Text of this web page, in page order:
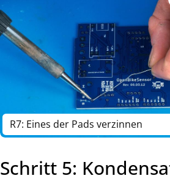
R7: Eines der Pads verzinnen
Schritt 5: